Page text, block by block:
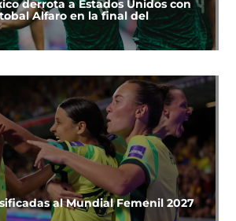
derrota a Estados Unidos con
Alfaro en la final del
al Mundial Femenil 2027